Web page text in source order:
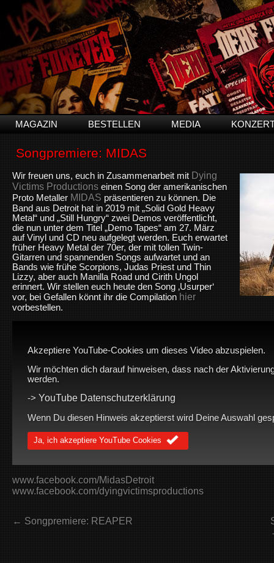
MAGAZIN BESTELLEN MEDIA
Songpremiere: MIDAS
Wir freuen uns, euch in Zusammenarbeit mit Dying
Victims Productions einen Song der amerikanischen
Proto Metaller MIDAS präsentieren zu können. Die
Band aus Detroit hat in 2019 mit „Solid Gold Heavy
Metal“ und „Still Hungry“ zwei Demos veröffentlicht,
die nun unter dem Titel „Demo Tapes“ am 27. März
auf Vinyl und CD neu aufgelegt werden. Euch erwartet
früher Heavy Metal der 70er, der mit tollen Twin-
Gitarren und spannenden Songs aufwartet und an
Bands wie frühe Scorpions, Judas Priest und Thin
Lizzy, aber auch Manilla Road und Cirith Ungol
erinnert. Wir stellen euch heute den Song ‚Usurper‘
vor, bei Gefallen könnt ihr die Compilation hier
vorbestellen.
Akzeptiere YouTube-Cookies um dieses Video abzuspielen.
Wir möchten dich darauf hinweisen, dass nach der
werden.
-> YouTube Datenschutzerklärung
Wenn Du diesen Hinweis akzeptierst wird Deine Auswahl
Ja, ich akzeptiere YouTube Cookies
www.facebook.com/MidasDetroit
www.facebook.com/dyingvictimsproductions
← Songpremiere: REAPER